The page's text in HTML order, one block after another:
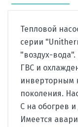
Тепловой
серии
"воздух-
ГВС и
инверторным
поколения.
С на обогрев
Имеется